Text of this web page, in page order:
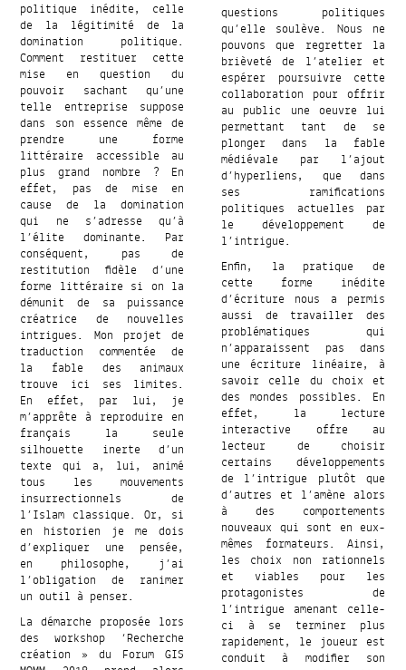
politique inédite, celle
de la légitimité de la
domination politique.
Comment restituer cette
mise en question du
pouvoir sachant qu’une
telle entreprise suppose
dans son essence même de
prendre une forme
littéraire accessible au
plus grand nombre ? En
effet, pas de mise en
cause de la domination
qui ne s’adresse qu’à
l’élite dominante. Par
conséquent, pas de
restitution fidèle d’une
forme littéraire si on la
démunit de sa puissance
créatrice de nouvelles
intrigues. Mon projet de
traduction commentée de
la fable des animaux
trouve ici ses limites.
En effet, par lui, je
m’apprête à reproduire en
français la seule
silhouette inerte d’un
texte qui a, lui, animé
tous les mouvements
insurrectionnels de
l’Islam classique. Or, si
en historien je me dois
d’expliquer une pensée,
en philosophe, j’ai
l’obligation de ranimer
un outil à penser.
La démarche proposée lors
des workshop ‘Recherche
création » du Forum GIS
questions politiques
qu’elle soulève. Nous ne
pouvons que regretter la
brièveté de l’atelier et
espérer poursuivre cette
collaboration pour offrir
au public une oeuvre lui
permettant tant de se
plonger dans la fable
médiévale par l’ajout
d’hyperliens, que dans
ses ramifications
politiques actuelles par
le développement de
l’intrigue.
Enfin, la pratique de
cette forme inédite
d’écriture nous a permis
aussi de travailler des
problématiques qui
n’apparaissent pas dans
une écriture linéaire, à
savoir celle du choix et
des mondes possibles. En
effet, la lecture
interactive offre au
lecteur de choisir
certains développements
de l’intrigue plutôt que
d’autres et l’amène alors
à des comportements
nouveaux qui sont en eux-
mêmes formateurs. Ainsi,
les choix non rationnels
et viables pour les
protagonistes de
l’intrigue amenant celle-
ci à se terminer plus
rapidement, le joueur est
conduit à modifier son